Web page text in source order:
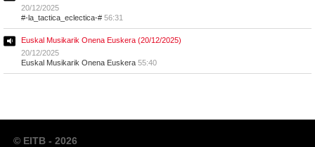
20/12/2025
#-la_tactica_eclectica-# 56:31
Euskal Musikarik Onena Euskera (20/12/2025)
20/12/2025
Euskal Musikarik Onena Euskera 55:40
© EITB - 2026